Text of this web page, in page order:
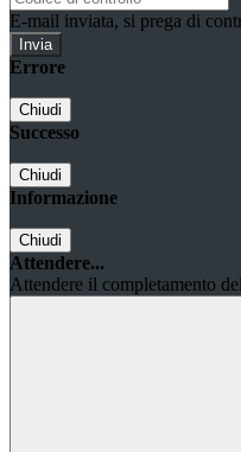
E-mail inviata, si prega di
Errore
Chiudi
Successo
Chiudi
Informazione
Chiudi
Attendere...
Attendere il completamento